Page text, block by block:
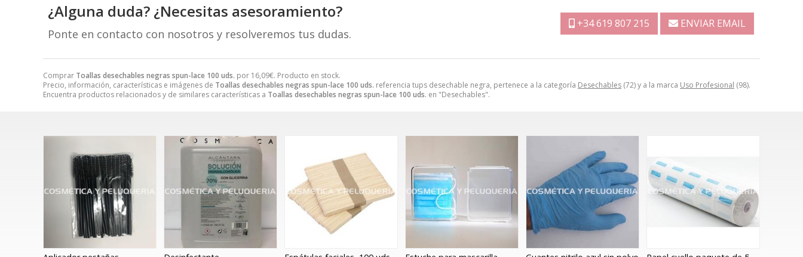
Comprar Toallas desechables negras spun-lace 100 uds. por 16,09€. Producto en stock.
Precio, información, características e imágenes de Toallas desechables negras spun-lace 100 uds. referencia tups desechable negra, pertenece a la categoría Desechables (72) y a la marca Uso Profesional (98).
Encuentra productos relacionados y de similares características a Toallas desechables negras spun-lace 100 uds. en "Desechables".
¿Alguna duda? ¿Necesitas asesoramiento?
Ponte en contacto con nosotros y resolveremos tus dudas.
+34 619 807 215 ENVIAR EMAIL